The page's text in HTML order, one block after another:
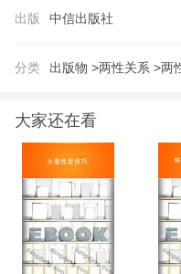
的年头还在眼前。把
我是私人亲密关系教
如果你不了解冰箱的
箱。认同了价值以后
给“亲
【作者】
查拉·穆勒(Charla
告与公关20多年，目
出版 中信出版社
分类 出版物 >两性关系 >两
大家还在看